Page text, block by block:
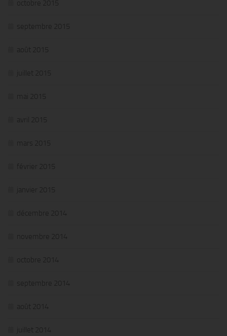
octobre 2015
septembre 2015
août 2015
juillet 2015
mai 2015
avril 2015
mars 2015
février 2015
janvier 2015
décembre 2014
novembre 2014
octobre 2014
septembre 2014
août 2014
juillet 2014